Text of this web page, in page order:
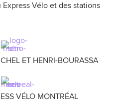
Vélo et des stations
ET HENRI-BOURASSA
VÉLO MONTRÉAL